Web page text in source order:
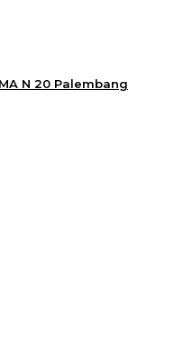
N 20 Palembang